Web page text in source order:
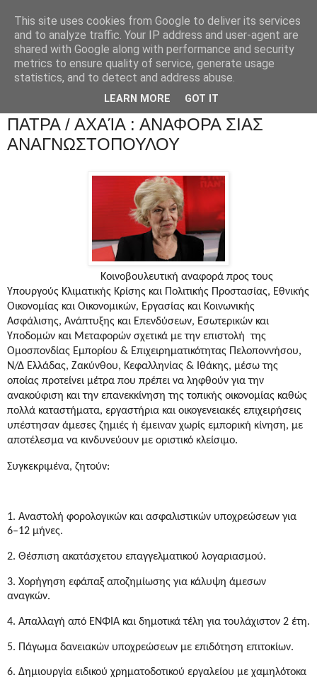
ΠΑΤΡΑ / ΑΧΑΊΑ : ΑΝΑΦΟΡΑ ΣΙΑΣ
ΑΝΑΓΝΩΣΤΟΠΟΥΛΟΥ
Κοινοβουλευτική αναφορά προς τους
Υπουργούς Κλιματικής Κρίσης και Πολιτικής Προστασίας, Εθνικής
Οικονομίας και Οικονομικών, Εργασίας και Κοινωνικής
Ασφάλισης, Ανάπτυξης και Επενδύσεων, Εσωτερικών και
Υποδομών και Μεταφορών σχετικά με την επιστολή της
Ομοσπονδίας Εμπορίου & Επιχειρηματικότητας Πελοποννήσου,
Ν/Δ Ελλάδας, Ζακύνθου, Κεφαλληνίας & Ιθάκης, μέσω της
οποίας προτείνει μέτρα που πρέπει να ληφθούν για την
ανακούφιση και την επανεκκίνηση της τοπικής οικονομίας καθώς
πολλά καταστήματα, εργαστήρια και οικογενειακές επιχειρήσεις
υπέστησαν άμεσες ζημιές ή έμειναν χωρίς εμπορική κίνηση, με
αποτέλεσμα να κινδυνεύουν με οριστικό κλείσιμο.
Συγκεκριμένα, ζητούν:
1. Αναστολή φορολογικών και ασφαλιστικών υποχρεώσεων για
6–12 μήνες.
2. Θέσπιση ακατάσχετου επαγγελματικού λογαριασμού.
3. Χορήγηση εφάπαξ αποζημίωσης για κάλυψη άμεσων
αναγκών.
4. Απαλλαγή από ΕΝΦΙΑ και δημοτικά τέλη για τουλάχιστον 2 έτη.
5. Πάγωμα δανειακών υποχρεώσεων με επιδότηση επιτοκίων.
6. Δημιουργία ειδικού χρηματοδοτικού εργαλείου με χαμηλότοκα
This site uses cookies from Google to deliver its services
and to analyze traffic. Your IP address and user-agent are
shared with Google along with performance and security
metrics to ensure quality of service, generate usage
statistics, and to detect and address abuse.
LEARN MORE GOT IT